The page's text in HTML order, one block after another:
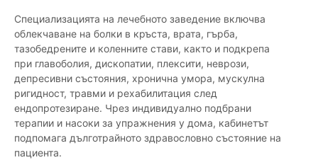
Специализацията на лечебното заведение включва
облекчаване на болки в кръста, врата, гърба,
тазобедрените и коленните стави, както и подкрепа
при главоболия, дископатии, плексити, неврози,
депресивни състояния, хронична умора, мускулна
ригидност, травми и рехабилитация след
ендопротезиране. Чрез индивидуално подбрани
терапии и насоки за упражнения у дома, кабинетът
подпомага дълготрайното здравословно състояние на
пациента.